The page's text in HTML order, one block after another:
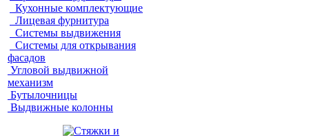
Кухонные комплектующие
Лицевая фурнитура
Системы выдвижения
Системы для открывания
фасадов
Угловой выдвижной
механизм
Бутылочницы
Выдвижные колонны